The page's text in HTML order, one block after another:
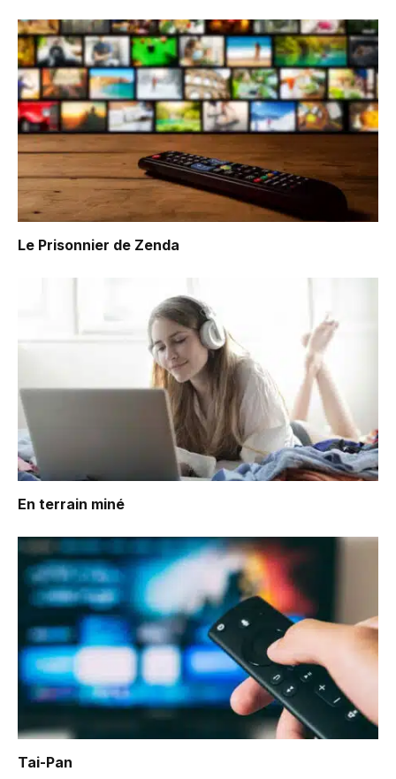
Le Prisonnier de Zenda
En terrain miné
Tai-Pan